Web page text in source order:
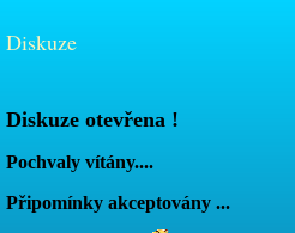
Diskuze
Diskuze otevřena !
Pochvaly vítány....
Připomínky akceptovány ...